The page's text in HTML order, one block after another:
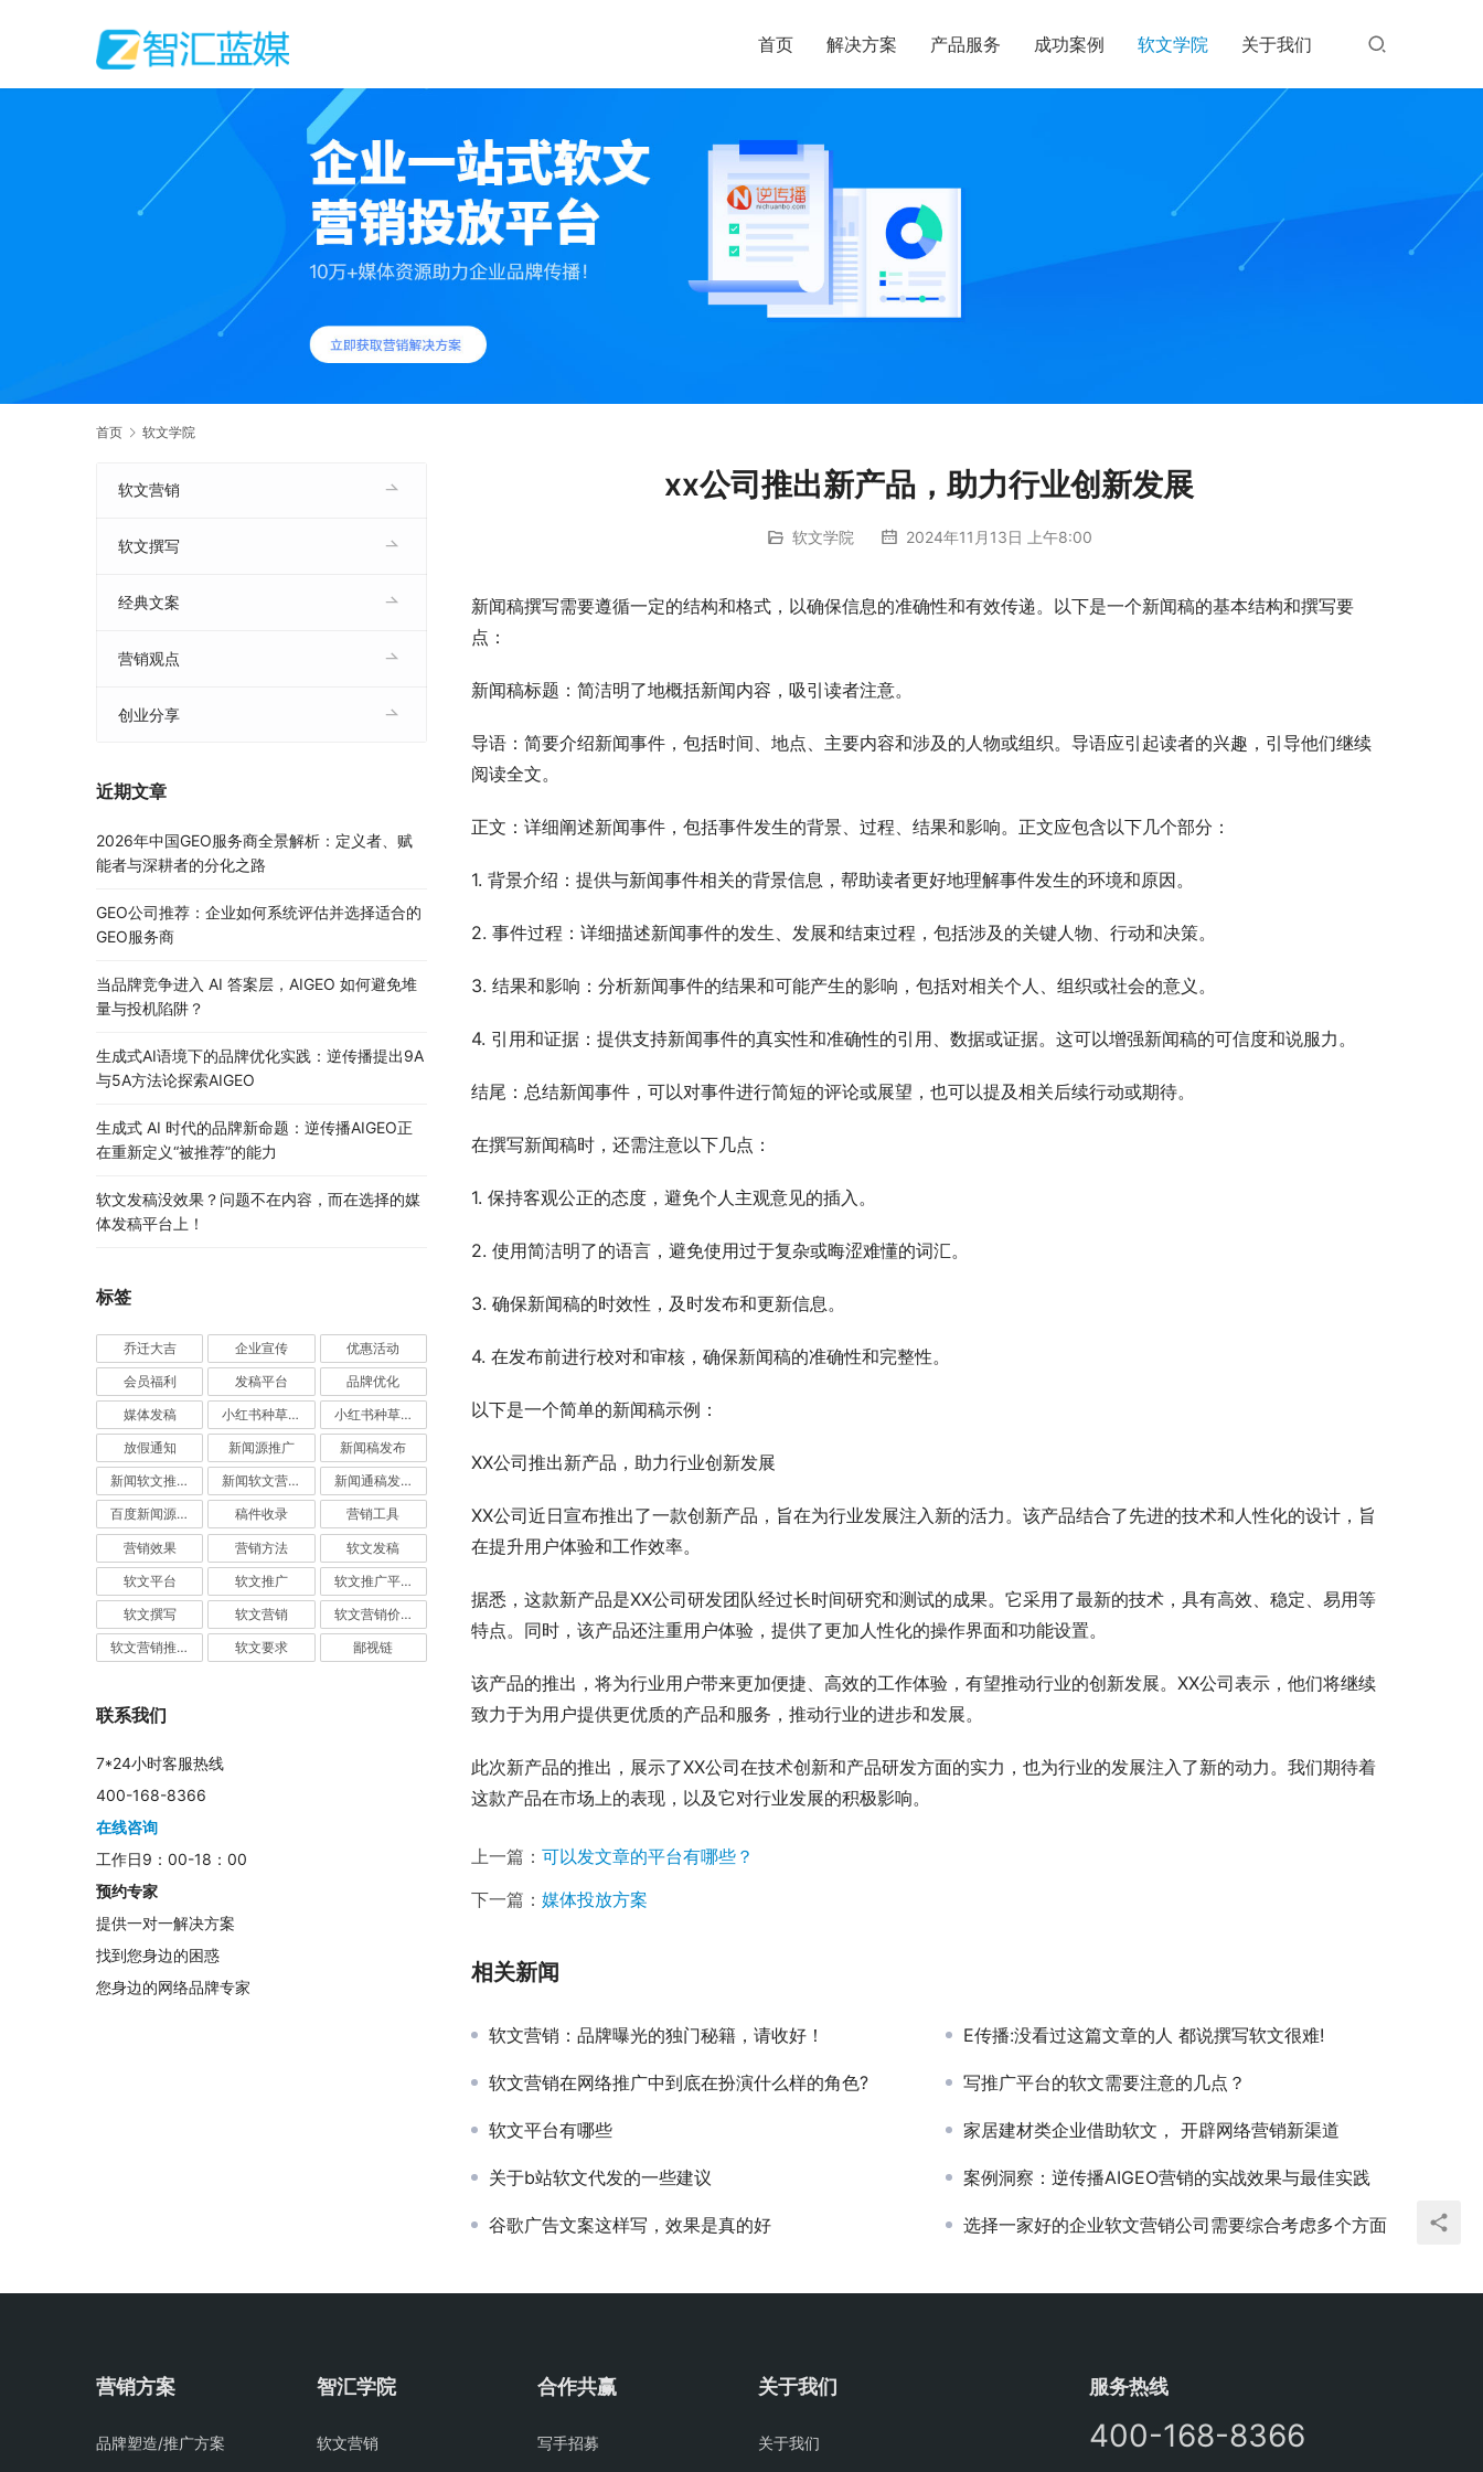
首页 解决方案 产品服务 成功案例 软文学院 关于我们
首页 软文学院
xx公司推出新产品，助力行业创新发展
软文学院 2024年11月13日 上午8:00
新闻稿撰写需要遵循一定的结构和格式，以确保信息的准确性和有效传递。以下是一个新闻稿的基本结构和撰写要
点：
新闻稿标题：简洁明了地概括新闻内容，吸引读者注意。
导语：简要介绍新闻事件，包括时间、地点、主要内容和涉及的人物或组织。导语应引起读者的兴趣，引导他们继续
阅读全文。
正文：详细阐述新闻事件，包括事件发生的背景、过程、结果和影响。正文应包含以下几个部分：
1. 背景介绍：提供与新闻事件相关的背景信息，帮助读者更好地理解事件发生的环境和原因。
2. 事件过程：详细描述新闻事件的发生、发展和结束过程，包括涉及的关键人物、行动和决策。
3. 结果和影响：分析新闻事件的结果和可能产生的影响，包括对相关个人、组织或社会的意义。
4. 引用和证据：提供支持新闻事件的真实性和准确性的引用、数据或证据。这可以增强新闻稿的可信度和说服力。
结尾：总结新闻事件，可以对事件进行简短的评论或展望，也可以提及相关后续行动或期待。
在撰写新闻稿时，还需注意以下几点：
1. 保持客观公正的态度，避免个人主观意见的插入。
2. 使用简洁明了的语言，避免使用过于复杂或晦涩难懂的词汇。
3. 确保新闻稿的时效性，及时发布和更新信息。
4. 在发布前进行校对和审核，确保新闻稿的准确性和完整性。
以下是一个简单的新闻稿示例：
XX公司推出新产品，助力行业创新发展
XX公司近日宣布推出了一款创新产品，旨在为行业发展注入新的活力。该产品结合了先进的技术和人性化的设计，旨
在提升用户体验和工作效率。
据悉，这款新产品是XX公司研发团队经过长时间研究和测试的成果。它采用了最新的技术，具有高效、稳定、易用等
特点。同时，该产品还注重用户体验，提供了更加人性化的操作界面和功能设置。
该产品的推出，将为行业用户带来更加便捷、高效的工作体验，有望推动行业的创新发展。XX公司表示，他们将继续
致力于为用户提供更优质的产品和服务，推动行业的进步和发展。
此次新产品的推出，展示了XX公司在技术创新和产品研发方面的实力，也为行业的发展注入了新的动力。我们期待着
这款产品在市场上的表现，以及它对行业发展的积极影响。
上一篇： 可以发文章的平台有哪些？
下一篇： 媒体投放方案
相关新闻
软文营销：品牌曝光的独门秘籍，请收好！ E传播:没看过这篇文章的人 都说撰写软文很难!
软文营销在网络推广中到底在扮演什么样的角色? 写推广平台的软文需要注意的几点？
软文平台有哪些 家居建材类企业借助软文， 开辟网络营销新渠道
关于b站软文代发的一些建议 案例洞察：逆传播AIGEO营销的实战效果与最佳实践
谷歌广告文案这样写，效果是真的好 选择一家好的企业软文营销公司需要综合考虑多个方面
软文营销
软文撰写
经典文案
营销观点
创业分享
近期文章
2026年中国GEO服务商全景解析：定义者、赋
能者与深耕者的分化之路
GEO公司推荐：企业如何系统评估并选择适合的
GEO服务商
当品牌竞争进入 AI 答案层，AIGEO 如何避免堆
量与投机陷阱？
生成式AI语境下的品牌优化实践：逆传播提出9A
与5A方法论探索AIGEO
生成式 AI 时代的品牌新命题：逆传播AIGEO正
在重新定义“被推荐”的能力
软文发稿没效果？问题不在内容，而在选择的媒
体发稿平台上！
标签
乔迁大吉 企业宣传 优惠活动
会员福利 发稿平台 品牌优化
媒体发稿 小红书种草推广 小红书种草营销
放假通知 新闻源推广 新闻稿发布
新闻软文推广发稿 新闻软文营销推广 新闻通稿发布推广
百度新闻源发布 稿件收录 营销工具
营销效果 营销方法 软文发稿
软文平台 软文推广 软文推广平台
软文撰写 软文营销 软文营销价值
软文营销推广 软文要求 鄙视链
联系我们
7*24小时客服热线
400-168-8366
在线咨询
工作日9：00-18：00
预约专家
提供一对一解决方案
找到您身边的困惑
您身边的网络品牌专家
营销方案
品牌塑造/推广方案
智汇学院
软文营销
合作共赢
写手招募
关于我们
关于我们
服务热线
400-168-8366